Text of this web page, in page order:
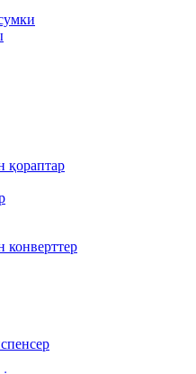
қораптар
конверттер